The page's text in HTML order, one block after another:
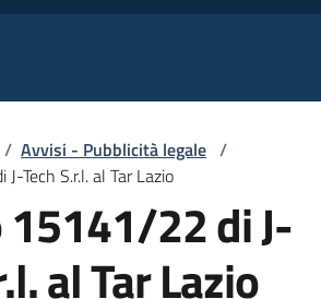
Romagna
Romagna
/ Avvisi - Pubblicità legale /
Tech S.r.l. al Tar Lazio
15141/22 di J-
al Tar Lazio